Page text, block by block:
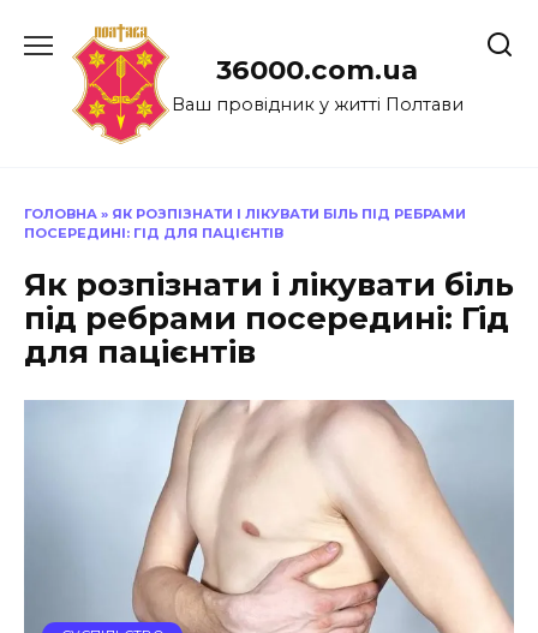
до
36000.com.ua
Ваш провідник у житті Полтави
ГОЛОВНА » ЯК РОЗПІЗНАТИ І ЛІКУВАТИ БІЛЬ ПІД РЕБРАМИ
ПОСЕРЕДИНІ: ГІД ДЛЯ ПАЦІЄНТІВ
Як розпізнати і лікувати біль
під ребрами посередині: Гід
для пацієнтів